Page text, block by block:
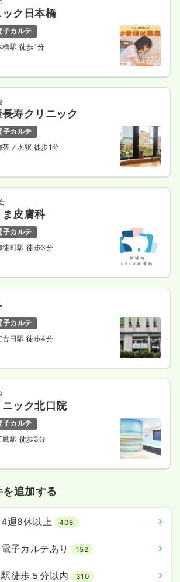
ク日本橋
子カルテ
橋駅 徒歩1分
寿クリニック
子カルテ
茶ノ水駅 徒歩1分
皮膚科
子カルテ
徒町駅 徒歩3分
子カルテ
古田駅 徒歩4分
ック北口院
子カルテ
鷹駅 徒歩3分
を追加する
4週8休以上 408
電子カルテあり 152
駅徒歩５分以内 310